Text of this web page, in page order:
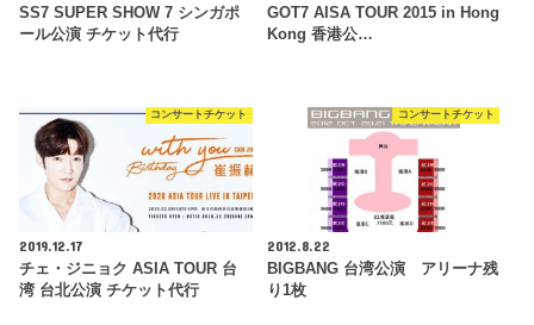
SS7 SUPER SHOW 7 シンガポ
ール公演 チケット代行
GOT7 AISA TOUR 2015 in Hong
Kong 香港公…
コンサートチケット
2019.12.17
チェ・ジニョク ASIA TOUR 台
湾 台北公演 チケット代行
コンサートチケット
2012.8.22
BIGBANG 台湾公演 アリーナ残
り1枚